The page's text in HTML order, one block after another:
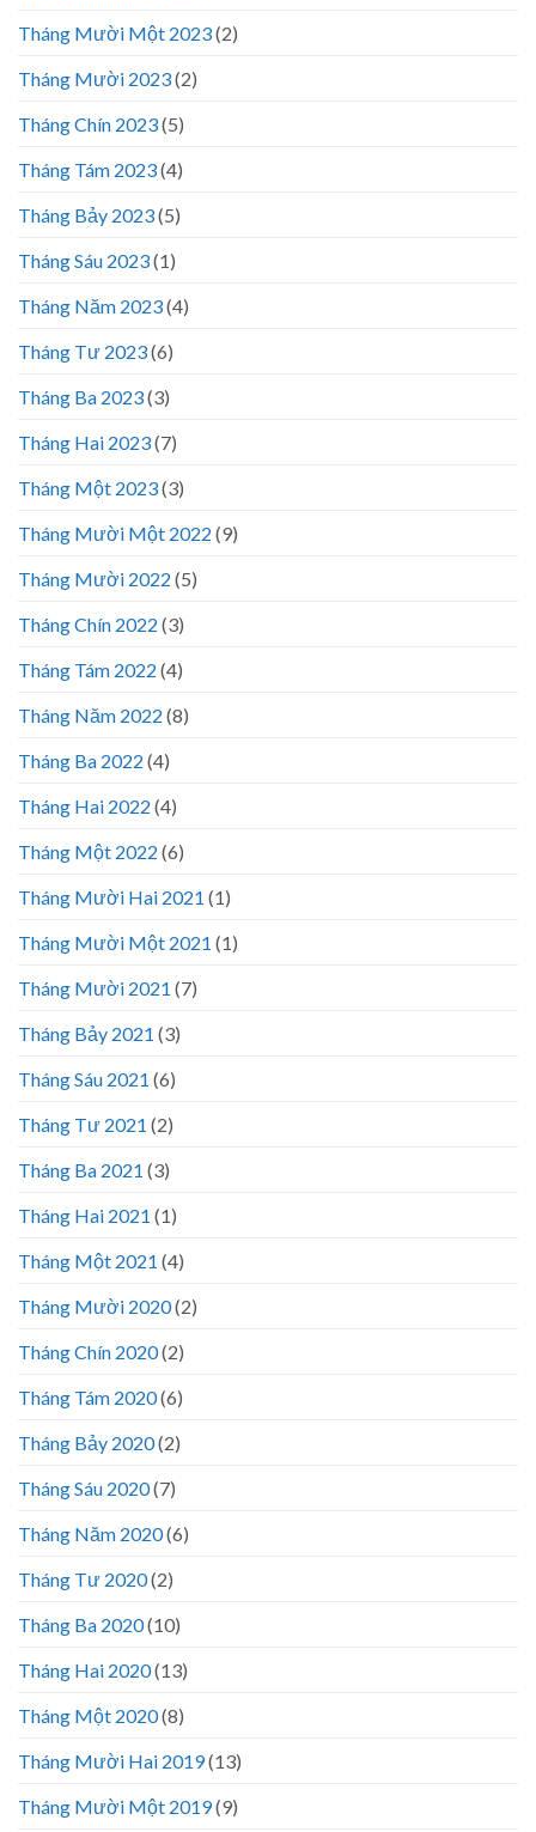
Tháng Mười Một 2023(2)
Tháng Mười 2023(2)
Tháng Chín 2023(5)
Tháng Tám 2023(4)
Tháng Bảy 2023(5)
Tháng Sáu 2023(1)
Tháng Năm 2023(4)
Tháng Tư 2023(6)
Tháng Ba 2023(3)
Tháng Hai 2023(7)
Tháng Một 2023(3)
Tháng Mười Một 2022 (9)
Tháng Mười 2022 (5)
Tháng Chín 2022 (3)
Tháng Tám 2022 (4)
Tháng Năm 2022 (8)
Tháng Ba 2022 (4)
Tháng Hai 2022 (4)
Tháng Một 2022 (6)
Tháng Mười Hai 2021 (1)
Tháng Mười Một 2021 (1)
Tháng Mười 2021 (7)
Tháng Bảy 2021 (3)
Tháng Sáu 2021 (6)
Tháng Tư 2021 (2)
Tháng Ba 2021 (3)
Tháng Hai 2021 (1)
Tháng Một 2021 (4)
Tháng Mười 2020(2)
Tháng Chín 2020(2)
Tháng Tám 2020(6)
Tháng Bảy 2020(2)
Tháng Sáu 2020(7)
Tháng Năm 2020(6)
Tháng Tư 2020(2)
Tháng Ba 2020(10)
Tháng Hai 2020(13)
Tháng Một 2020(8)
Tháng Mười Hai 2019(13)
Tháng Mười Một 2019(9)